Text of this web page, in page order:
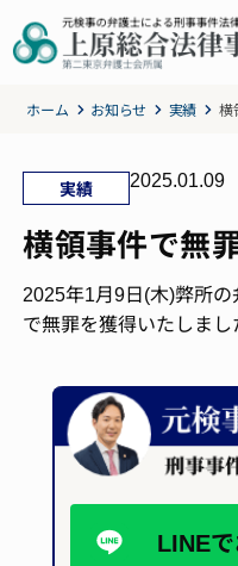
ホーム お知らせ 実績 横
実績 2025.01.09
横領事件で無
2025年1月9日(木)弊所
で無罪を獲得いたしまし
LINEで